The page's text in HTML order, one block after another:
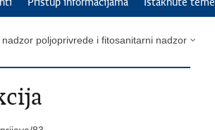
poljoprivrede i fitosanitarni nadzor